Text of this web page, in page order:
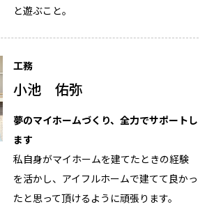
と遊ぶこと。
工務
小池 佑弥
夢のマイホームづくり、全力でサポートし
ます
私自身がマイホームを建てたときの経験
を活かし、アイフルホームで建てて良かっ
たと思って頂けるように頑張ります。